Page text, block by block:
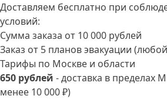
Доставляем бесплатно при
условий:
Сумма заказа от 10 000 рублей
Заказ от 5 планов эвакуации
Тарифы по Москве и области
650 рублей - доставка в пределах
менее 10 000 ₽)